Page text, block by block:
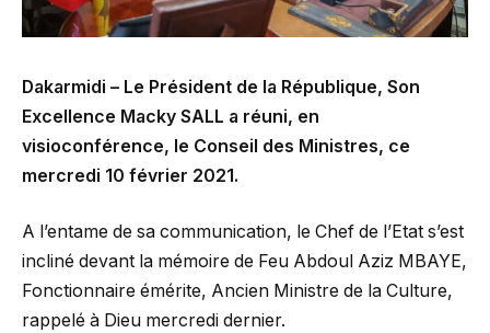
Dakarmidi – Le Président de la République, Son
Excellence Macky SALL a réuni, en
visioconférence, le Conseil des Ministres, ce
mercredi 10 février 2021.
A l’entame de sa communication, le Chef de l’Etat s’est
incliné devant la mémoire de Feu Abdoul Aziz MBAYE,
Fonctionnaire émérite, Ancien Ministre de la Culture,
rappelé à Dieu mercredi dernier.